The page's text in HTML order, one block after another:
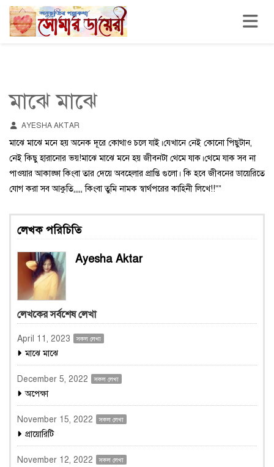
Toggle
মাঝে মাঝে
AYESHA AKTAR
মাঝে মাঝে মনে হয় অনেক দূরে কোথাও চলে যাই।যেখানে নেই কোনো পিছুটান,
নেই কিছু হারানোর ভয়!মাঝে মাঝে মনে হয় জীবনটা থেমে যাক।থেমে যাক সব না
পাওয়ার আকাঙ্ক্ষা কিংবা তার দেয়ে অবহেলার প্রাপ্তি গুলো। কি হবে জীবনের ডায়েরিতে
যোগ করা সব আকুতি,,,,, কিংবা তুমি নামক স্বার্থপরের কাহিনী লিখে!!””
লেখক পরিচিতি
Ayesha Aktar
লেখকের সর্বশেষ লেখা
April 11, 2023 সকল লেখা
মাঝে মাঝে
December 5, 2022 সকল লেখা
অপেক্ষা
November 15, 2022 সকল লেখা
প্রায়োরিটি
November 12, 2022 সকল লেখা